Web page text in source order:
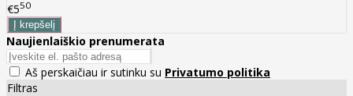
€550
Naujienlaiškio prenumerata
Aš perskaičiau ir sutinku su Privatumo politika
Filtras